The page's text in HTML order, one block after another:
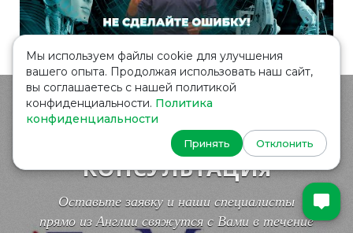
БЕСПЛАТНая
КОНСУЛЬТАЦИя
Оставьте заявку и наши специалисты
прямо из Англии свяжутся с Вами в течение
Мы используем файлы cookie для улучшения
вашего опыта. Продолжая использовать наш сайт,
вы соглашаетесь с нашей политикой
конфиденциальности. Политика
конфиденциальности
Принять Отклонить